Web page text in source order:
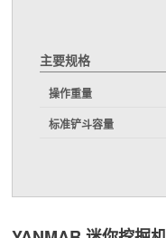
主要规格
操作重量
标准铲斗容量